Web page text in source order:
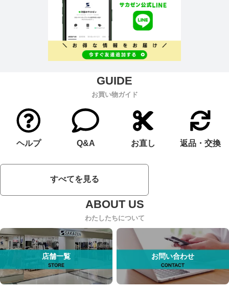
お買い物ガイド
ヘルプ Q&A お直し 返品・交換
すべてを見る
わたしたちについて
店舗一覧 お問い合わせ